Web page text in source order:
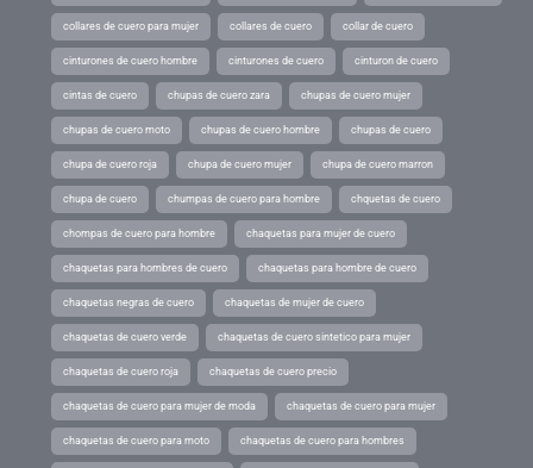
collares de cuero para mujer collares de cuero collar de cuero
cinturones de cuero hombre cinturones de cuero cinturon de cuero
cintas de cuero chupas de cuero zara chupas de cuero mujer
chupas de cuero moto chupas de cuero hombre chupas de cuero
chupa de cuero roja chupa de cuero mujer chupa de cuero marron
chupa de cuero chumpas de cuero para hombre chquetas de cuero
chompas de cuero para hombre chaquetas para mujer de cuero
chaquetas para hombres de cuero chaquetas para hombre de cuero
chaquetas negras de cuero chaquetas de mujer de cuero
chaquetas de cuero verde chaquetas de cuero sintetico para mujer
chaquetas de cuero roja chaquetas de cuero precio
chaquetas de cuero para mujer de moda chaquetas de cuero para mujer
chaquetas de cuero para moto chaquetas de cuero para hombres